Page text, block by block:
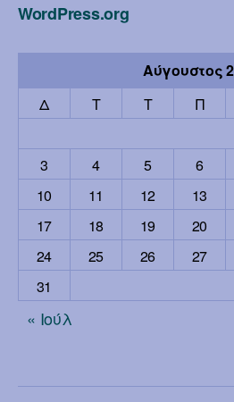
WordPress.org
Αύγουστος
Δ
Τ Τ Π
3
4 5 6
10
11 12 13
17
18 19 20
24
25 26 27
31
« Ιούλ